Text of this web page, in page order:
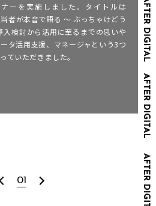
ーを実施しました。タイトルは
者が本音で語る 〜 ぶっちゃけどう
入検討から活用に至るまでの思いや
タ活用支援、マネージャという3つ
ていただきました。
01